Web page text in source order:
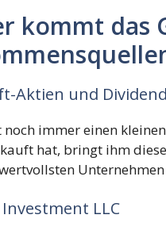
kommt das
Aktien und
noch immer einen
hat, bringt ihm
Investment LLC